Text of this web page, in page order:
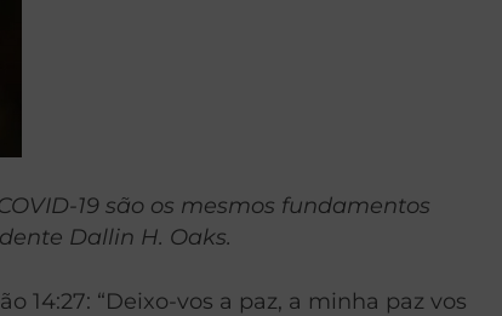
19 são os mesmos fundamentos
Dallin H. Oaks.
14:27: “Deixo-vos a paz, a minha paz vos